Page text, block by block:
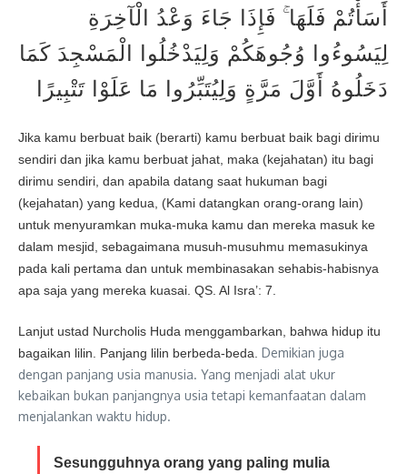
أَسَأْتُمْ فَلَهَا ۚ فَإِذَا جَاءَ وَعْدُ الْآخِرَةِ
لِيَسُوءُوا وُجُوهَكُمْ وَلِيَدْخُلُوا الْمَسْجِدَ كَمَا
دَخَلُوهُ أَوَّلَ مَرَّةٍ وَلِيُتَبِّرُوا مَا عَلَوْا تَتْبِيرًا
Jika kamu berbuat baik (berarti) kamu berbuat baik bagi dirimu
sendiri dan jika kamu berbuat jahat, maka (kejahatan) itu bagi
dirimu sendiri, dan apabila datang saat hukuman bagi
(kejahatan) yang kedua, (Kami datangkan orang-orang lain)
untuk menyuramkan muka-muka kamu dan mereka masuk ke
dalam mesjid, sebagaimana musuh-musuhmu memasukinya
pada kali pertama dan untuk membinasakan sehabis-habisnya
apa saja yang mereka kuasai. QS. Al Isra’: 7.
Lanjut ustad Nurcholis Huda menggambarkan, bahwa hidup itu
bagaikan lilin. Panjang lilin berbeda-beda. Demikian juga
dengan panjang usia manusia. Yang menjadi alat ukur
kebaikan bukan panjangnya usia tetapi kemanfaatan dalam
menjalankan waktu hidup.
Sesungguhnya orang yang paling mulia